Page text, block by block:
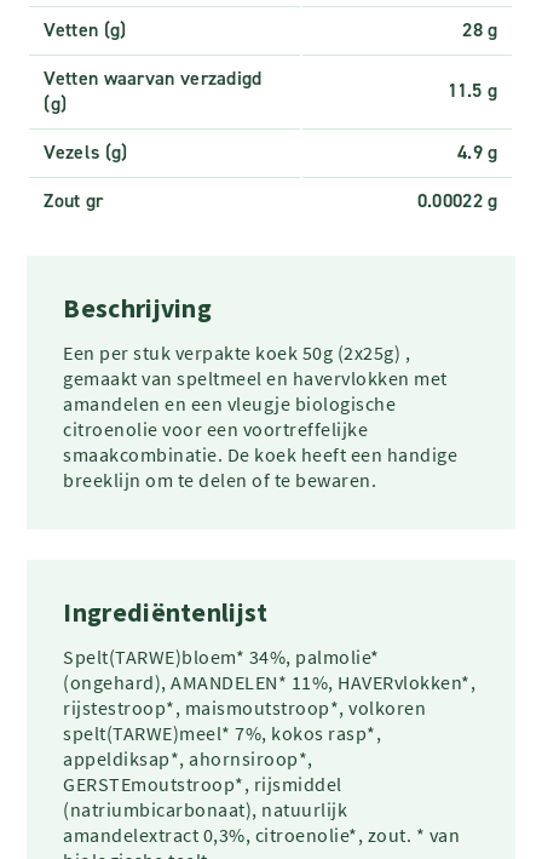
Vetten (g)
28 g
Vetten waarvan verzadigd
(g)
11.5 g
Vezels (g)
4.9 g
Zout gr
0.00022 g
Beschrijving
Een per stuk verpakte koek 50g (2x25g) ,
gemaakt van speltmeel en havervlokken met
amandelen en een vleugje biologische
citroenolie voor een voortreffelijke
smaakcombinatie. De koek heeft een handige
breeklijn om te delen of te bewaren.
Ingrediëntenlijst
Spelt(TARWE)bloem* 34%, palmolie*
(ongehard), AMANDELEN* 11%, HAVERvlokken*,
rijstestroop*, maismoutstroop*, volkoren
spelt(TARWE)meel* 7%, kokos rasp*,
appeldiksap*, ahornsiroop*,
GERSTEmoutstroop*, rijsmiddel
(natriumbicarbonaat), natuurlijk
amandelextract 0,3%, citroenolie*, zout. * van